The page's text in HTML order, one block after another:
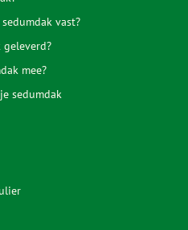
vast?
geleverd?
mee?
sedumdak